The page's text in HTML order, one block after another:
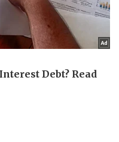
Kể chuyện cho bé
Hạt giống tâm hồn